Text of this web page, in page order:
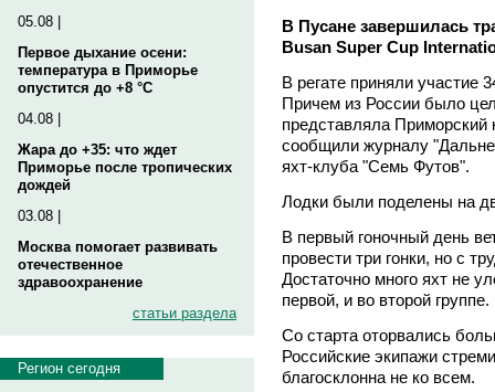
05.08 |
Первое дыхание осени:
температура в Приморье
опустится до +8 °C
04.08 |
Жара до +35: что ждет
Приморье после тропических
дождей
03.08 |
Москва помогает развивать
отечественное
здравоохранение
статьи раздела
Регион сегодня
В Пусане завершилась
Busan Super Cup
В регате приняли участие
Причем из России было
представляла Приморский
сообщили журналу
яхт-клуба "Семь Футов".
Лодки были поделены на
В первый гоночный день
провести три гонки, но с
Достаточно много яхт не
первой, и во второй группе.
Со старта оторвались
Российские экипажи
благосклонна не ко всем.